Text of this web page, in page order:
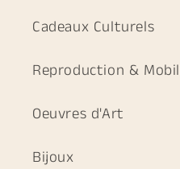
Cadeaux Culturels
Reproduction &
Oeuvres d'Art
Bijoux